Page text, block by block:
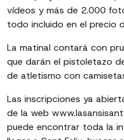
vídeos y más de 2.000
todo incluido en el precio
La matinal contará con
que darán el pistoletazo
de atletismo con
Las inscripciones ya
de la web
puede encontrar toda la